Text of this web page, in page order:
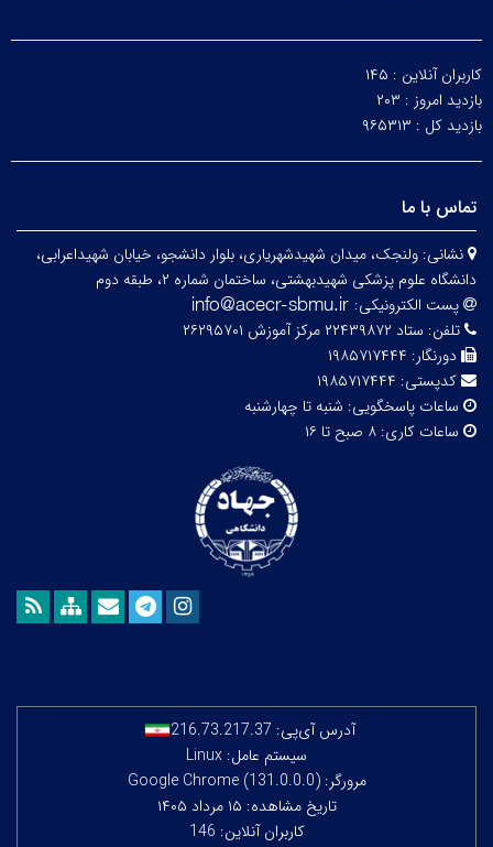
کاربران آنلاین : ۱۴۵
بازدید امروز : ۲۰۳
بازدید کل : ۹۶۵۳۱۳
تماس با ما
نشانی: ولنجک، میدان شهیدشهریاری، بلوار دانشجو، خیابان شهیداعرابی،
دانشگاه علوم پزشکی شهیدبهشتی، ساختمان شماره ۲، طبقه دوم
پست الکترونیکی:
تلفن: ستاد ۲۲۴۳۹۸۷۲ مرکز آموزش ۲۶۲۹۵۷۰۱
دورنگار: ۱۹۸۵۷۱۷۴۴۴
کدپستی: ۱۹۸۵۷۱۷۴۴۴
ساعات پاسخگویی: شنبه تا چهارشنبه
ساعات کاری: ۸ صبح تا ۱۶
آدرس آی‌پی: 216.73.217.37
سیستم عامل: Linux
مرورگر: Google Chrome (131.0.0.0)
تاریخ مشاهده: ۱۵ مرداد ۱۴۰۵
کاربران آنلاین: 146